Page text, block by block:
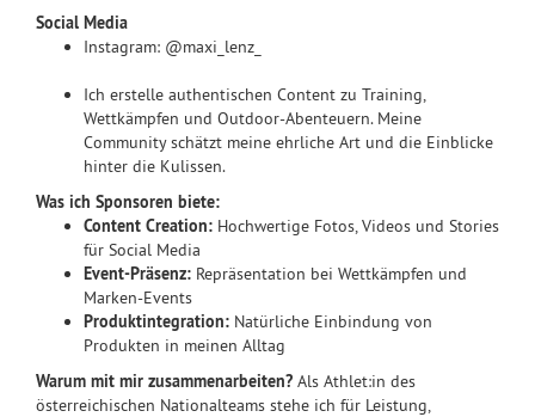
Social Media
Instagram: @maxi_lenz_
Ich erstelle authentischen Content zu Training,
Wettkämpfen und Outdoor-Abenteuern. Meine
Community schätzt meine ehrliche Art und die Einblicke
hinter die Kulissen.
Was ich Sponsoren biete:
Content Creation: Hochwertige Fotos, Videos und Stories
für Social Media
Event-Präsenz: Repräsentation bei Wettkämpfen und
Marken-Events
Produktintegration: Natürliche Einbindung von
Produkten in meinen Alltag
Warum mit mir zusammenarbeiten? Als Athlet:in des
österreichischen Nationalteams stehe ich für Leistung,